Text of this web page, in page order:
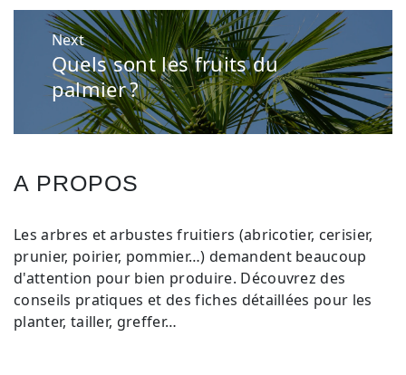
Next
Next
post:
Quels sont les fruits du
palmier ?
A PROPOS
Les arbres et arbustes fruitiers (abricotier, cerisier,
prunier, poirier, pommier…) demandent beaucoup
d'attention pour bien produire. Découvrez des
conseils pratiques et des fiches détaillées pour les
planter, tailler, greffer…